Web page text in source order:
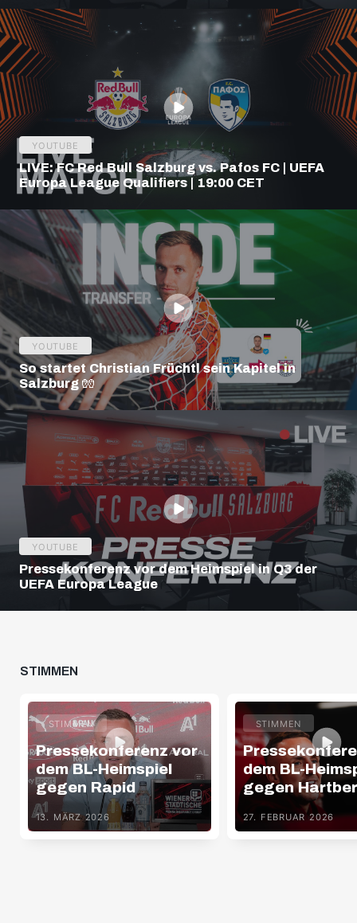
YOUTUBE
LIVE: FC Red Bull Salzburg vs. Pafos FC | UEFA
Europa League Qualifiers | 19:00 CET
YOUTUBE
So startet Christian Früchtl sein Kapitel in
Salzburg 🧤
YOUTUBE
Pressekonferenz vor dem Heimspiel in Q3 der
UEFA Europa League
STIMMEN
STIMMEN
Pressekonferenz vor
dem BL-Heimspiel
gegen Rapid
13. MÄRZ 2026
STIMMEN
dem BL-
gegen
27. FEBRUAR 2026